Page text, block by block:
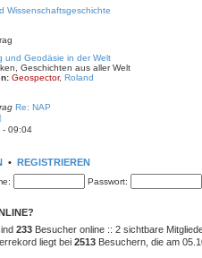
a
Wissenschaftsgeschichte
und Geodäsie in der Welt
Geschichten aus aller Welt
Geospector, Roland
Re: NAP
t
r
i
t
r
a
- 09:04
• REGISTRIEREN
Passwort:
233 Besucher online :: 2 sichtbare
liegt bei 2513 Besuchern, die am